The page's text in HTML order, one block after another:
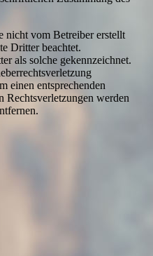
nicht vom Betreiber erstellt
Dritter beachtet.
als solche gekennzeichnet.
einen entsprechenden
werden